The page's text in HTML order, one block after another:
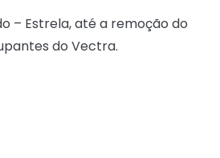
– Estrela, até a remoção do
do Vectra.